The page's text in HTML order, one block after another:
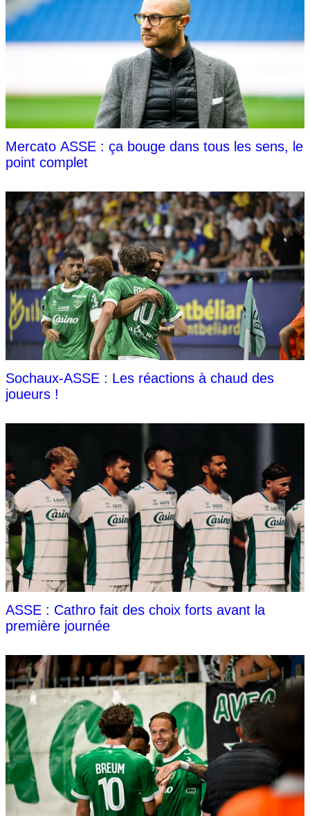
Mercato ASSE : ça bouge dans tous les sens, le
point complet
Sochaux-ASSE : Les réactions à chaud des
joueurs !
ASSE : Cathro fait des choix forts avant la
première journée